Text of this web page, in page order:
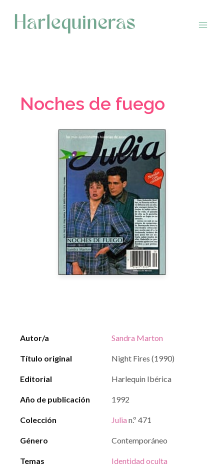
contenido
Noches de fuego
Autor/a Sandra Marton
Título original Night Fires (1990)
Editorial Harlequin Ibérica
Año de publicación 1992
Colección Julia n.º 471
Género Contemporáneo
Temas Identidad oculta